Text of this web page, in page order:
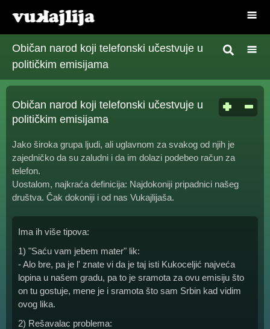
Običan narod koji telefonski učestvuje u
političkim emisijama
Običan narod koji telefonski učestvuje u
političkim emisijama
Jako široka grupa ljudi, ali uglavnom za svakog od njih je
zajedničko da su zaludni i da im dolazi podebeo račun za
telefon.
Uostalom, najkraća definicija: Najdokoniji pripadnici našeg
društva. Čak dokoniji i od nas Vukajlijaša.
Ima ih više tipova:
1) "Saću vam jebem mater" lik:
- Alo bre, pa je l' znate vi da je taj isti Kukoceljić najveća
lopina u našem gradu, pa to je sramota za ovu emisiju što
on tu gostuje, mene je i sramota što sam Srbin kad vidim
ovog lika.
2) Rešavalac problema: